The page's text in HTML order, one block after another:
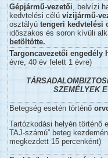
Gépjármű-vezetői, belvízi
kedvtelési célúvízijármű-
osztályútengeri kedvtelési
időszakos és soron kívüli
betöltötte.
Targoncavezetői engedély
évre, 40 év felett 1 évre)
SZEMÉLYEK
Betegség esetén történő
Tartózkodási helyén történő
TAJ-számú” beteg
megkezdett 15 percenként)